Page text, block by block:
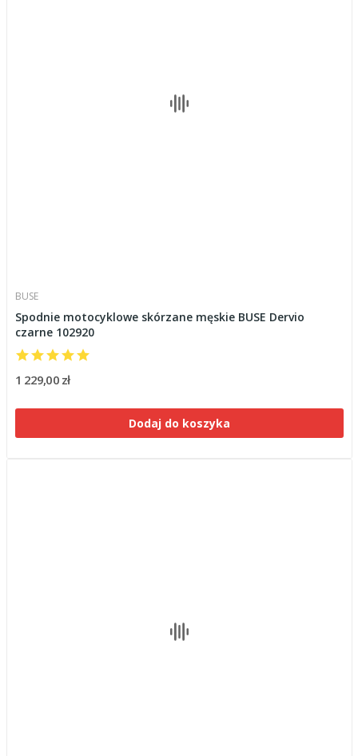
BUSE
Spodnie motocyklowe skórzane męskie BUSE Dervio
czarne 102920
1 229,00 zł
Dodaj do koszyka